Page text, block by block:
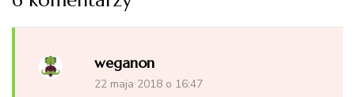
weganon
22 maja 2018 o 16:47